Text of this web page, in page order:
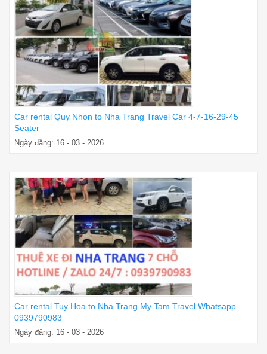
Car rental Quy Nhon to Nha Trang Travel Car 4-7-16-29-45
Seater
Ngày đăng: 16 - 03 - 2026
Car rental Tuy Hoa to Nha Trang My Tam Travel Whatsapp
0939790983
Ngày đăng: 16 - 03 - 2026